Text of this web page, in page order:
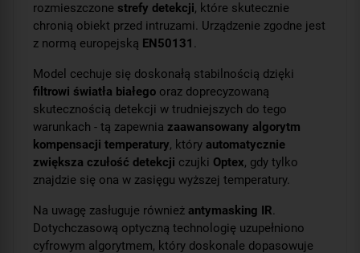
rozmieszczone strefy detekcji, które skutecznie
chronią obiekt przed intruzami. Urządzenie zgodne jest
z normą europejską EN50131 .
Model cechuje się doskonałą stabilnością dzięki
filtrowi światła białego oraz doprecyzowaną
skutecznością detekcji w trudniejszych do tego
warunkach - tą zapewnia zaawansowany algorytm
kompensacji temperatury, który automatycznie
zwiększa czułość detekcji czujki Optex, gdy tylko
znajdzie się ona w zasięgu wyższej temperatury.
Na uwagę zasługuje również antymasking IR.
Dotychczasową optyczną technologię uzupełniono
cyfrowym algorytmem, który doskonale dopasowuje